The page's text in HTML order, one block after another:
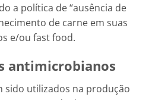
a política de “ausência de
de carne em suas
e/ou fast food.
antimicrobianos
sido utilizados na produção